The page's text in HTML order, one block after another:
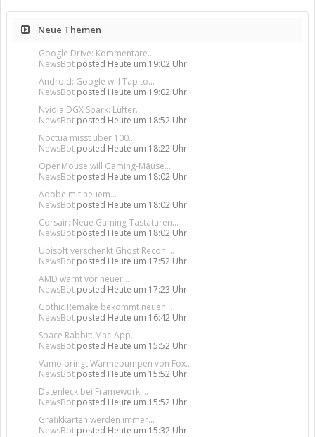
Neue Themen
Google Drive: Kommentare...
NewsBot posted Heute um 19:02 Uhr
Android: Google will Tap to...
NewsBot posted Heute um 19:02 Uhr
Nvidia DGX Spark: Lüfter...
NewsBot posted Heute um 18:52 Uhr
Noctua misst über 100...
NewsBot posted Heute um 18:22 Uhr
OpenMouse will Gaming-Mäuse...
NewsBot posted Heute um 18:02 Uhr
Adobe mit neuem...
NewsBot posted Heute um 18:02 Uhr
Corsair: Neue Gaming-Tastaturen...
NewsBot posted Heute um 18:02 Uhr
Ubisoft verschenkt Ghost Recon:...
NewsBot posted Heute um 17:52 Uhr
AMD warnt vor neuer...
NewsBot posted Heute um 17:23 Uhr
Gothic Remake bekommt neuen...
NewsBot posted Heute um 16:42 Uhr
Space Rabbit: Mac-App...
NewsBot posted Heute um 15:52 Uhr
Vamo bringt Wärmepumpen von Fox...
NewsBot posted Heute um 15:52 Uhr
Datenleck bei Framework:...
NewsBot posted Heute um 15:52 Uhr
Grafikkarten werden immer...
NewsBot posted Heute um 15:32 Uhr